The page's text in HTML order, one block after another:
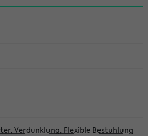
Verdunklung, Flexible Bestuhlung